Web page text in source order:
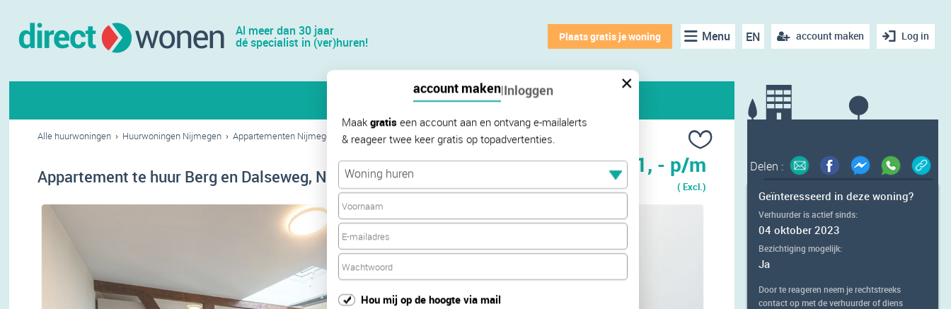
Al meer dan 30 jaar
dé specialist in (ver)huren! Log in
account maken
EN
Menu
Plaats gratis je woning
account maken|Inloggen ×
Maak gratis een account aan en ontvang e-mailalerts
& reageer twee keer gratis op topadvertenties.
Woning huren
Hou mij op de hoogte via mail
Alle huurwoningen › Huurwoningen Nijmegen › Appartementen Nijmegen › Huurwoningen Berg en Dalseweg
Appartement te huur Berg en Dalseweg, Nijmegen €1821, - p/m
( Excl.)
Delen :
Geïnteresseerd in deze woning?
Verhuurder is actief sinds:
04 oktober 2023
Bezichtiging mogelijk:
Ja
Door te reageren neem je rechtstreeks
contact op met de verhuurder of diens